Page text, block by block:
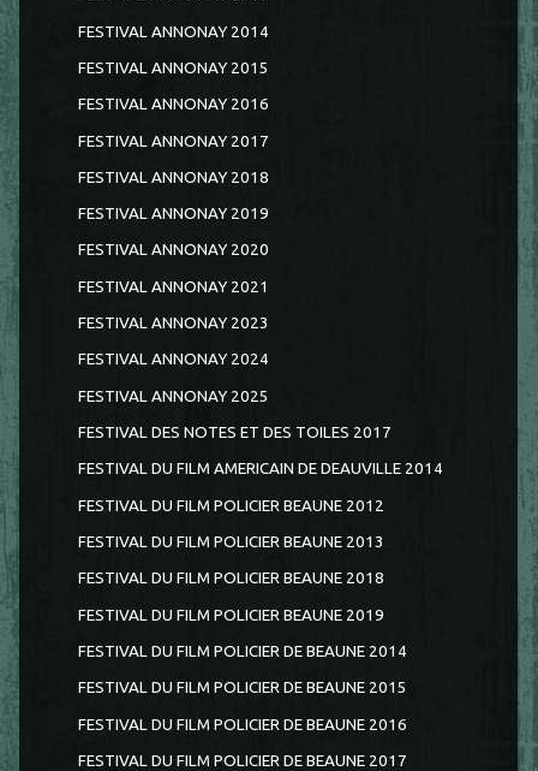
FESTIVAL ANNONAY 2014
FESTIVAL ANNONAY 2015
FESTIVAL ANNONAY 2016
FESTIVAL ANNONAY 2017
FESTIVAL ANNONAY 2018
FESTIVAL ANNONAY 2019
FESTIVAL ANNONAY 2020
FESTIVAL ANNONAY 2021
FESTIVAL ANNONAY 2023
FESTIVAL ANNONAY 2024
FESTIVAL ANNONAY 2025
FESTIVAL DES NOTES ET DES TOILES 2017
FESTIVAL DU FILM AMERICAIN DE DEAUVILLE 2014
FESTIVAL DU FILM POLICIER BEAUNE 2012
FESTIVAL DU FILM POLICIER BEAUNE 2013
FESTIVAL DU FILM POLICIER BEAUNE 2018
FESTIVAL DU FILM POLICIER BEAUNE 2019
FESTIVAL DU FILM POLICIER DE BEAUNE 2014
FESTIVAL DU FILM POLICIER DE BEAUNE 2015
FESTIVAL DU FILM POLICIER DE BEAUNE 2016
FESTIVAL DU FILM POLICIER DE BEAUNE 2017